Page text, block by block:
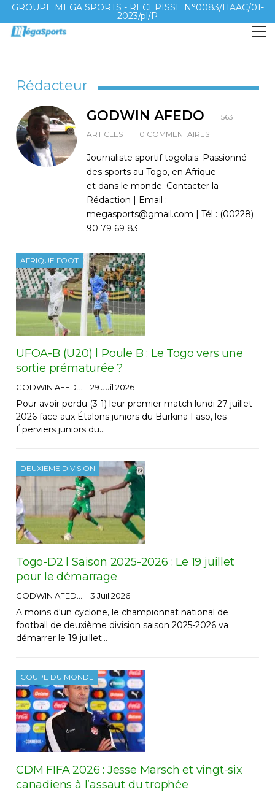
GROUPE MEGA SPORTS - RECEPISSE N°0083/HAAC/01-
2023/pl/P
Rédacteur
GODWIN AFEDO
563
ARTICLES
0 COMMENTAIRES
Journaliste sportif togolais. Passionné
des sports au Togo, en Afrique
et dans le monde. Contacter la
Rédaction | Email :
megasports@gmail.com | Tél : (00228)
90 79 69 83
AFRIQUE FOOT
UFOA-B (U20) l Poule B : Le Togo vers une
sortie prématurée ?
GODWIN AFEDO 29 Juil 2026
Pour avoir perdu (3-1) leur premier match lundi 27 juillet
2026 face aux Étalons juniors du Burkina Faso, les
Éperviers juniors du…
DEUXIEME DIVISION
Togo-D2 l Saison 2025-2026 : Le 19 juillet
pour le démarrage
3 Juil 2026
A moins d'un cyclone, le championnat national de
football de deuxième division saison 2025-2026 va
démarrer le 19 juillet…
COUPE DU MONDE
CDM FIFA 2026 : Jesse Marsch et vingt-six
canadiens à l’assaut du trophée